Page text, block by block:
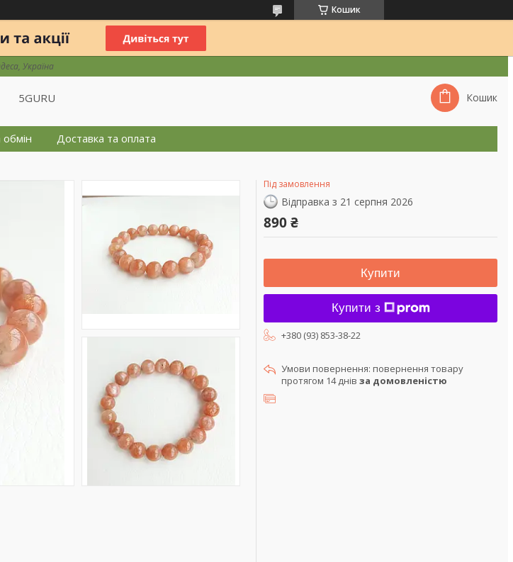
Кошик
Україна
5GURU Кошик
Доставка та оплата
Під замовлення
Відправка з 21 серпня 2026
890 ₴
Купити
Купити з
+380 (93) 853-38-22
повернення товару
протягом 14 днів за домовленістю